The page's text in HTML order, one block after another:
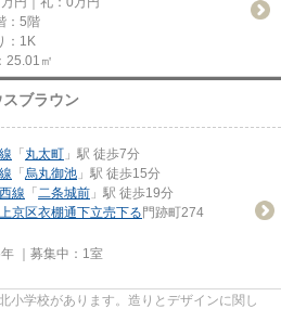
：5階
：1K
25.01㎡
ブラウン
「 丸太町 」駅 徒歩7分
「 烏丸御池 」駅 徒歩15分
線 「 二条城前 」駅 徒歩19分
京区衣棚通下立売下る 門跡町274
｜募集中： 1室
小学校があります。造りとデザインに関し